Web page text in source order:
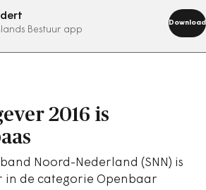
Bestuur app
Download
nu
2016 is
Noord-Nederland (SNN) is
in de categorie Openbaar